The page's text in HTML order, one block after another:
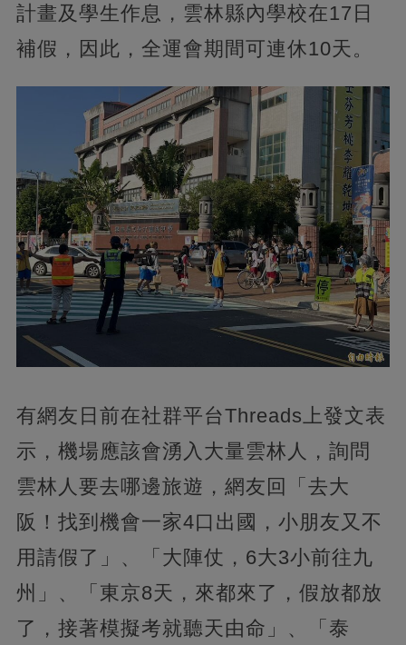
計畫及學生作息，雲林縣內學校在17日
補假，因此，全運會期間可連休10天。
有網友日前在社群平台Threads上發文表
示，機場應該會湧入大量雲林人，詢問
雲林人要去哪邊旅遊，網友回「去大
阪！找到機會一家4口出國，小朋友又不
用請假了」、「大陣仗，6大3小前往九
州」、「東京8天，來都來了，假放都放
了，接著模擬考就聽天由命」、「泰